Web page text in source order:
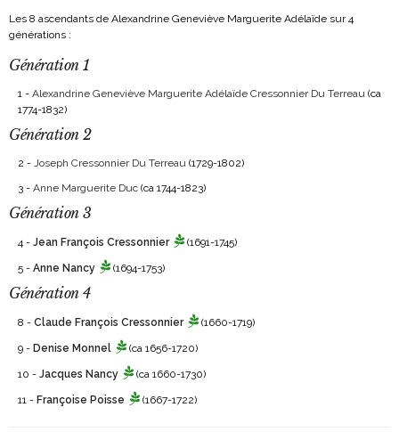
Les 8 ascendants de Alexandrine Geneviève Marguerite Adélaïde sur 4
générations :
Génération 1
1 - Alexandrine Geneviève Marguerite Adélaïde Cressonnier Du Terreau (ca
1774-1832)
Génération 2
2 - Joseph Cressonnier Du Terreau (1729-1802)
3 - Anne Marguerite Duc (ca 1744-1823)
Génération 3
4 - Jean François Cressonnier (1691-1745)
5 - Anne Nancy (1694-1753)
Génération 4
8 - Claude François Cressonnier (1660-1719)
9 - Denise Monnel (ca 1656-1720)
10 - Jacques Nancy (ca 1660-1730)
11 - Françoise Poisse (1667-1722)